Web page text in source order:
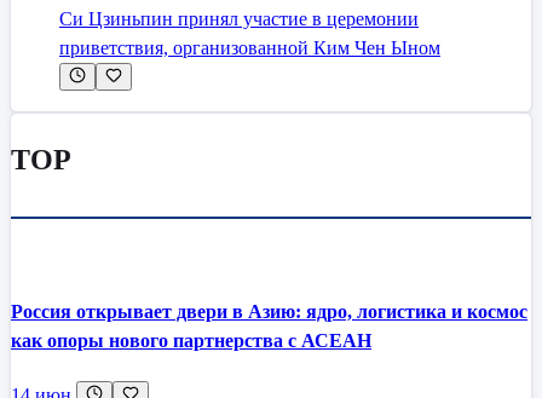
Си Цзиньпин принял участие в церемонии
приветствия, организованной Ким Чен Ыном
TOP
Россия открывает двери в Азию: ядро, логистика и космос
как опоры нового партнерства с АСЕАН